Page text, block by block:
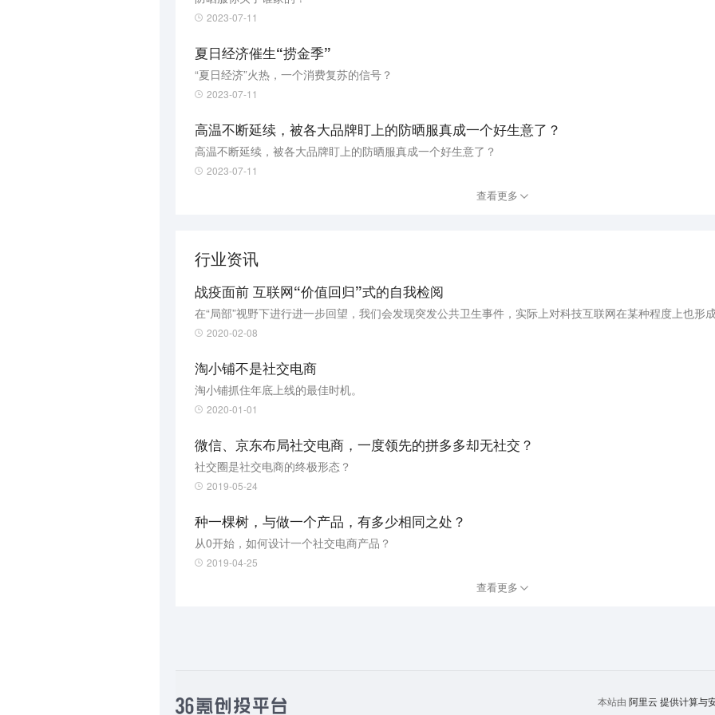
2023-07-11
夏日经济催生“捞金季”
“夏日经济”火热，一个消费复苏的信号？
2023-07-11
高温不断延续，被各大品牌盯上的防晒服真成一个好生意了？
高温不断延续，被各大品牌盯上的防晒服真成一个好生意了？
2023-07-11
查看更多
行业资讯
战疫面前 互联网“价值回归”式的自我检阅
在“局部”视野下进行进一步回望，我们会发现突发公共卫生事件，实际上对科技互联网在某种程度上也形
2020-02-08
淘小铺不是社交电商
淘小铺抓住年底上线的最佳时机。
2020-01-01
微信、京东布局社交电商，一度领先的拼多多却无社交？
社交圈是社交电商的终极形态？
2019-05-24
种一棵树，与做一个产品，有多少相同之处？
从0开始，如何设计一个社交电商产品？
2019-04-25
查看更多
本站由 阿里云 提供计算与